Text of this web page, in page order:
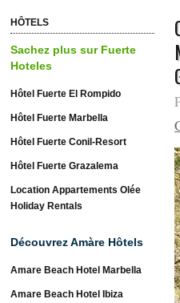
HÔTELS
Sachez plus sur Fuerte
Hoteles
Hôtel Fuerte El Rompido
Hôtel Fuerte Marbella
Hôtel Fuerte Conil-Resort
Hôtel Fuerte Grazalema
Location Appartements Olée
Holiday Rentals
Découvrez Amàre Hôtels
Amare Beach Hotel Marbella
Amare Beach Hotel Ibiza